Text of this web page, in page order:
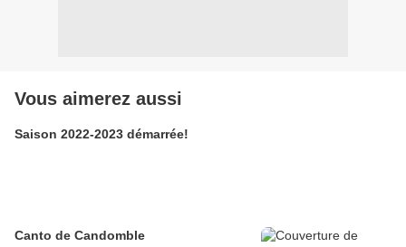
Vous aimerez aussi
Saison 2022-2023 démarrée!
Canto de Candomble